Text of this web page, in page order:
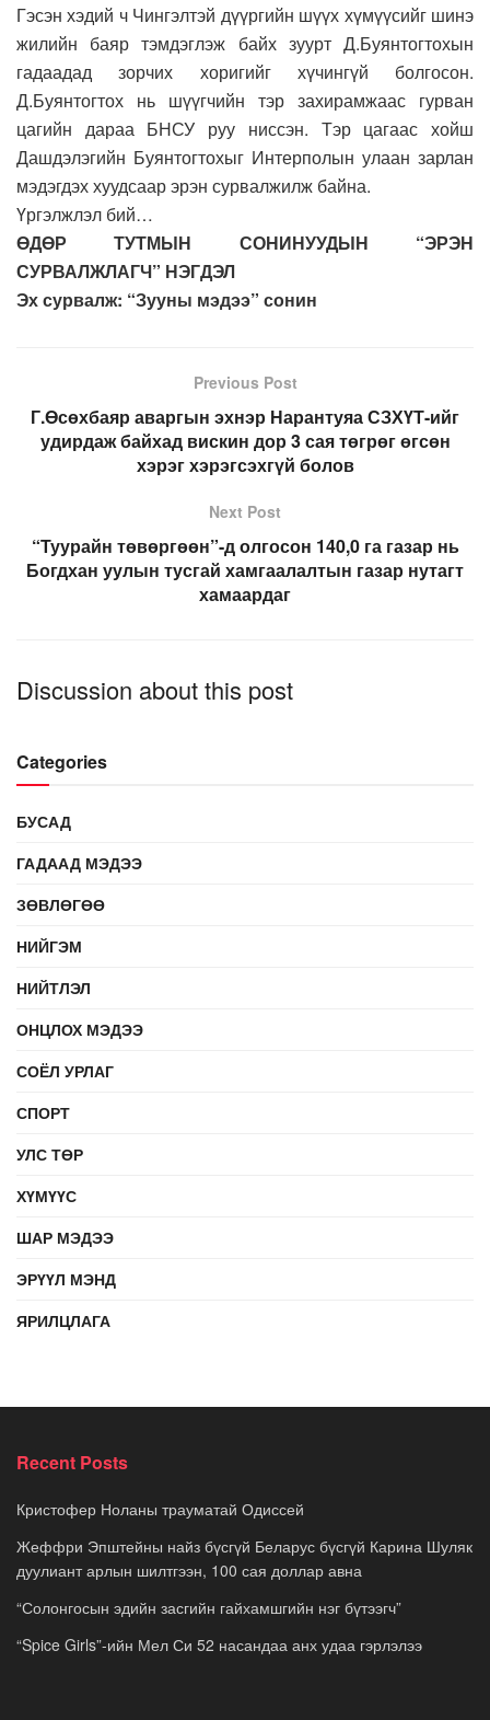
Гэсэн хэдий ч Чингэлтэй дүүргийн шүүх хүмүүсийг шинэ
жилийн баяр тэмдэглэж байх зуурт Д.Буянтогтохын
гадаадад зорчих хоригийг хүчингүй болгосон.
Д.Буянтогтох нь шүүгчийн тэр захирамжаас гурван
цагийн дараа БНСУ руу ниссэн. Тэр цагаас хойш
Дашдэлэгийн Буянтогтохыг Интерполын улаан зарлан
мэдэгдэх хуудсаар эрэн сурвалжилж байна.
Үргэлжлэл бий…
ӨДӨР ТУТМЫН СОНИНУУДЫН “ЭРЭН
СУРВАЛЖЛАГЧ” НЭГДЭЛ
Эх сурвалж: “Зууны мэдээ” сонин
Previous Post
Г.Өсөхбаяр аваргын эхнэр Нарантуяа СЗХҮТ-ийг
удирдаж байхад вискин дор 3 сая төгрөг өгсөн
хэрэг хэрэгсэхгүй болов
Next Post
“Туурайн төвөргөөн”-д олгосон 140,0 га газар нь
Богдхан уулын тусгай хамгаалалтын газар нутагт
хамаардаг
Discussion about this post
Categories
БУСАД
ГАДААД МЭДЭЭ
ЗӨВЛӨГӨӨ
НИЙГЭМ
НИЙТЛЭЛ
ОНЦЛОХ МЭДЭЭ
СОЁЛ УРЛАГ
СПОРТ
УЛС ТӨР
ХҮМҮҮС
ШАР МЭДЭЭ
ЭРҮҮЛ МЭНД
ЯРИЛЦЛАГА
Recent Posts
Кристофер Ноланы трауматай Одиссей
Жеффри Эпштейны найз бүсгүй Беларус бүсгүй Карина Шуляк
дуулиант арлын шилтгээн, 100 сая доллар авна
“Солонгосын эдийн засгийн гайхамшгийн нэг бүтээгч”
“Spice Girls”-ийн Мел Си 52 насандаа анх удаа гэрлэлээ